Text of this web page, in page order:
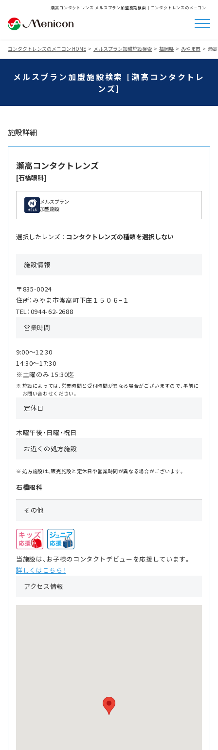
瀬高コンタクトレンズ メルスプラン加盟施設検索│コンタクトレンズのメニコン
コンタクトレンズのメニコン HOME メルスプラン加盟施設検索 福岡県 みやま市 瀬
メルスプラン加盟施設検索 [瀬高コンタクトレ
ンズ]
施設詳細
瀬高コンタクトレンズ
[石橋眼科]
メルスプラン
加盟施設
選択したレンズ ： コンタクトレンズの種類を選択しない
施設情報
〒835-0024
住所：みやま市瀬高町下庄１５０６−１
TEL：0944-62-2688
営業時間
9:00〜12:30
14:30〜17:30
※土曜のみ 15:30迄
施設によっては、営業時間と受付時間が異なる場合がございますので、事前に
お問い合わせください。
定休日
木曜午後・日曜・祝日
お近くの処方施設
処方施設は、販売施設と定休日や営業時間が異なる場合がございます。
石橋眼科
その他
当施設は、お子様のコンタクトデビューを応援しています。
詳しくはこちら！
アクセス情報